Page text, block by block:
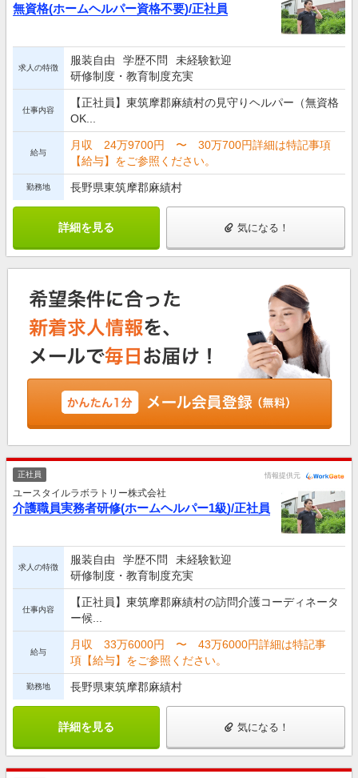
無資格(ホームヘルパー資格不要)/正社員
求人の特徴
服装自由 学歴不問
未経験歓迎
研修制度・教育制度充実
仕事内容
【正社員】東筑摩郡麻績村の見守りヘルパー（無資格
OK...
給与
月収 24万9700円 〜 30万700円詳細は特記事項
【給与】をご参照ください。
勤務地 長野県東筑摩郡麻績村
詳細を見る 気になる！
正社員 情報提供元
ユースタイルラボラトリー株式会社
介護職員実務者研修(ホームヘルパー1級)/正社員
求人の特徴
服装自由 学歴不問
未経験歓迎
研修制度・教育制度充実
仕事内容
【正社員】東筑摩郡麻績村の訪問介護コーディネータ
ー候...
給与
月収 33万6000円 〜 43万6000円詳細は特記事
項【給与】をご参照ください。
勤務地 長野県東筑摩郡麻績村
詳細を見る 気になる！